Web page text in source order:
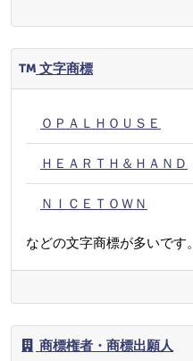
文字商標
ＯＰＡＬＨＯＵＳＥ
ＨＥＡＲＴＨ＆ＨＡＮＤ
ＮＩＣＥＴＯＷＮ
などの文字商標が多いです。
商標権者・商標出願人